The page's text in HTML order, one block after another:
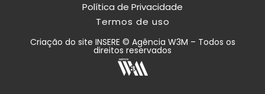
Política de Privacidade
Termos de uso
Criação do site INSERE © Agência W3M – Todos os
direitos reservados